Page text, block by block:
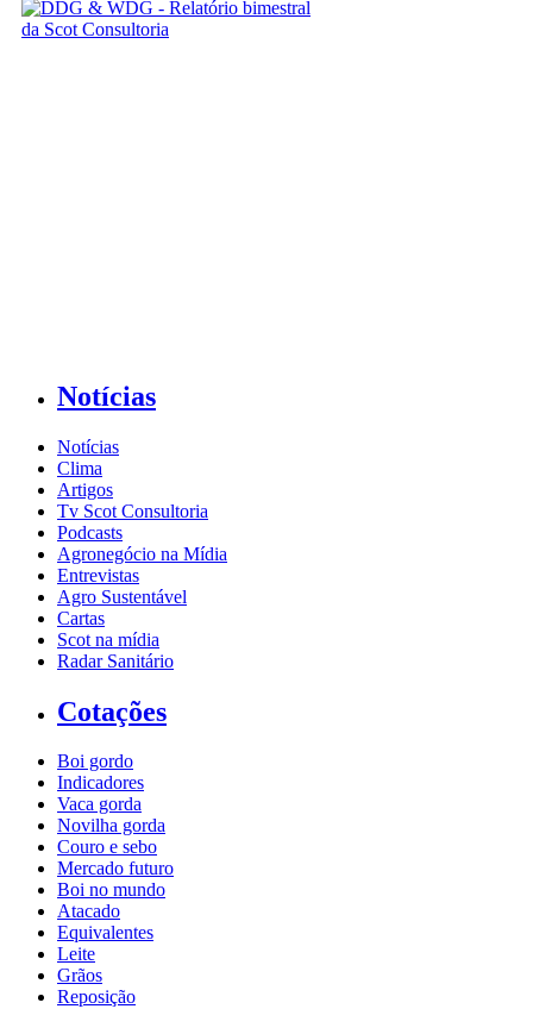
Notícias
Notícias
Clima
Artigos
Tv Scot Consultoria
Podcasts
Agronegócio na Mídia
Entrevistas
Agro Sustentável
Cartas
Scot na mídia
Radar Sanitário
Cotações
Boi gordo
Indicadores
Vaca gorda
Novilha gorda
Couro e sebo
Mercado futuro
Boi no mundo
Atacado
Equivalentes
Leite
Grãos
Reposição